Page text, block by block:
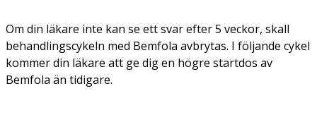
Om din läkare inte kan se ett svar efter 5 veckor, skall
behandlingscykeln med Bemfola avbrytas. I följande cykel
kommer din läkare att ge dig en högre startdos av
Bemfola än tidigare.